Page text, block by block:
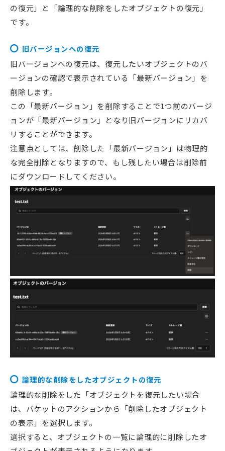
の復元」と「論理的な削除をしたオブジェクトの復元」
です。
旧バージョンへの復元
旧バージョンへの復元は、復元したいオブジェクトのバ
ージョンの確認で表示されている「最新バージョン」を
削除します。
この「最新バージョン」を削除することで1つ前のバージ
ョンが「最新バージョン」となり旧バージョンにリカバ
リすることができます。
注意点としては、削除した「最新バージョン」は物理的
な完全削除となりますので、もし残したい場合は削除前
にダウンロードしてください。
論理的な削除をしたオブジェクトの復元
論理的な削除をした「オブジェクトを復元したい場合
は、バケットのアクションから「削除したオブジェクト
の表示」を選択します。
選択すると、オブジェクトの一覧に論理的に削除したオ